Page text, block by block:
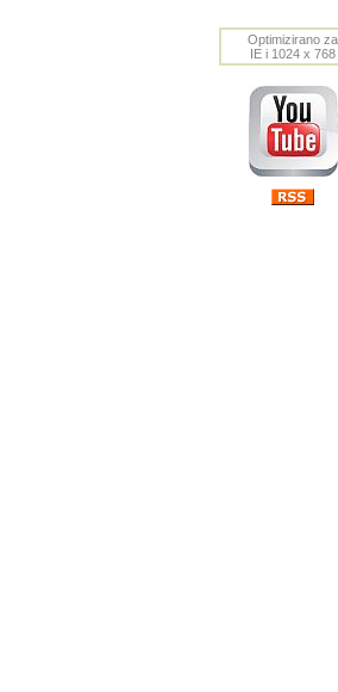
Optimizirano za
IE i 1024 x 768